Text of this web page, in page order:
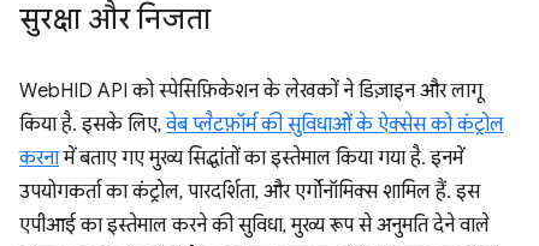
सुरक्षा और निजता
WebHID API को स्पेसिफ़िकेशन के लेखकों ने डिज़ाइन और लागू
किया है. इसके लिए,वेब प्लैटफ़ॉर्म की सुविधाओं के ऐक्सेस को कंट्रोल
करनामें बताए गए मुख्य सिद्धांतों का इस्तेमाल किया गया है. इनमें
उपयोगकर्ता का कंट्रोल, पारदर्शिता, और एर्गोनॉमिक्स शामिल हैं. इस
एपीआई का इस्तेमाल करने की सुविधा, मुख्य रूप से अनुमति देने वाले